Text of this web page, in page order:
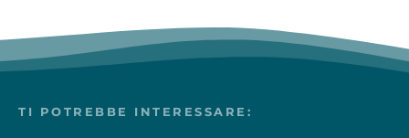
TI POTREBBE INTERESSARE: